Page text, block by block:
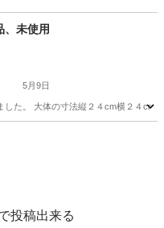
、未使用
5月9日
た。 大体の寸法縦２４cm横２４cm
投稿出来る